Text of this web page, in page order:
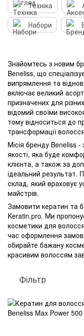
Техніка
Набори
Знайомтесь з новим
Beneliss, що
випрямлення та
включає великий
призначених для
відомий своїми
тому відноситься до
трансформації
Місія бренду Beneliss
якості, яка буде
клієнта, а також за
ідеальний результат.
склад, який враховує
майстрів.
Замовити кератин та
Keratin.pro. Ми
косметики для волосся
час оформлення
обирайте бажану
красивим волоссям
Фільтр